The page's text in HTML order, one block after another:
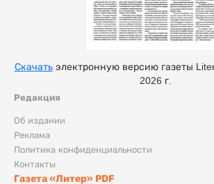
Редакция
Об издании
Реклама
Политика конфиденциальности
Контакты
Газета «Литер» PDF
Скачатьэлектронную версию газеты
2026 г.